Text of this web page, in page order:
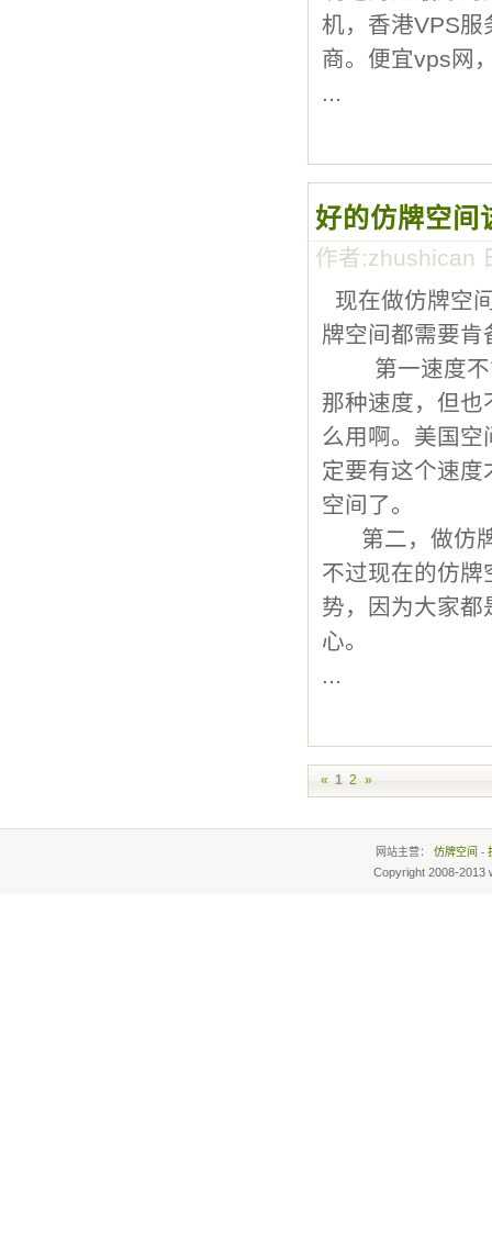
机，香港VPS服
商。便宜vps网
...
好的仿牌空间
作者:zhushican
现在做仿牌空
牌空间都需要肯
第一速度不能
那种速度，但
么用啊。美国
定要有这个速
空间了。
第二，做仿牌
不过现在的仿
势，因为大家
心。
...
« 1 2 »
网站主营： 仿牌空间 -
Copyright 2008-2013